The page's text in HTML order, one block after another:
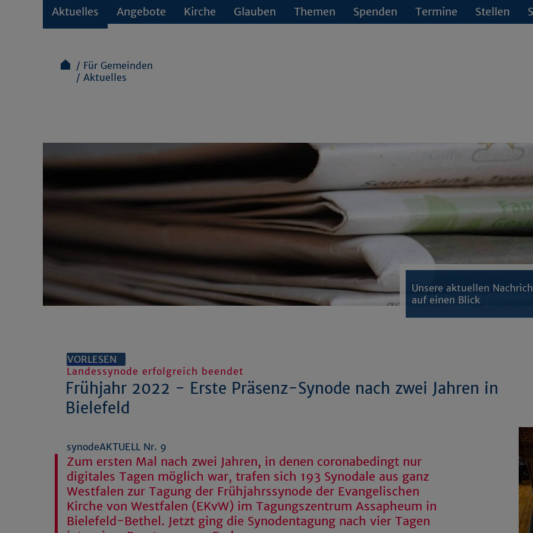
Aktuelles Angebote Kirche Glauben Themen Spenden Termine Stellen
Für Gemeinden
Aktuelles
Unsere aktuellen
auf einen Blick
VORLESEN
Landessynode erfolgreich beendet
Frühjahr 2022 - Erste Präsenz-Synode nach zwei Jahren in
Bielefeld
synodeAKTUELL Nr. 9
Zum ersten Mal nach zwei Jahren, in denen coronabedingt nur
digitales Tagen möglich war, trafen sich 193 Synodale aus ganz
Westfalen zur Tagung der Frühjahrssynode der Evangelischen
Kirche von Westfalen (EKvW) im Tagungszentrum Assapheum in
Bielefeld-Bethel. Jetzt ging die Synodentagung nach vier Tagen